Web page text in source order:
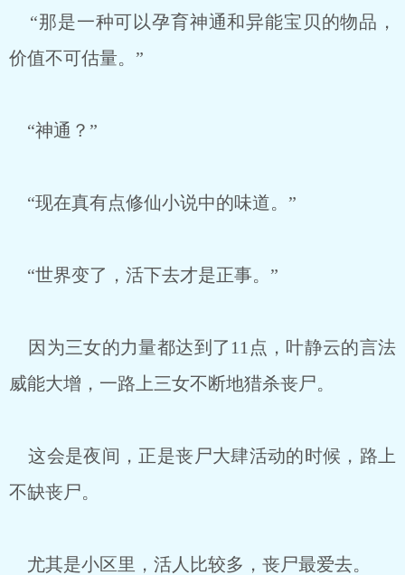
“那是一种可以孕育神通和异能宝贝的物品，
价值不可估量。”
“神通？”
“现在真有点修仙小说中的味道。”
“世界变了，活下去才是正事。”
因为三女的力量都达到了11点，叶静云的言法
威能大增，一路上三女不断地猎杀丧尸。
这会是夜间，正是丧尸大肆活动的时候，路上
不缺丧尸。
尤其是小区里，活人比较多，丧尸最爱去。